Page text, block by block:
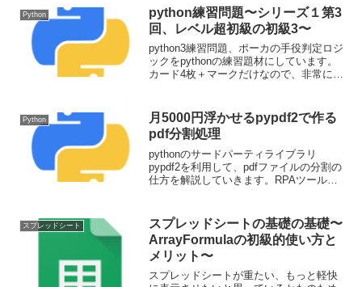
が、OTPの裏側で動いている技術的なも
のを少しだけ触れていきましょう。
Python
python練習問題〜シリーズ１第3
回、レベル超初級の初級3〜
python3練習問題、ポーカの手役判定ロジ
ックをpythonの練習題材にしています。
カード4枚＋マークだけなので、非常に簡
Python
月5000円浮かせるpypdf2で作る
pdf分割処理
pythonのサードパーティライブラリ
pypdf2を利用して、pdfファイルの分割の
仕方を解説していきます。RPAツールで
介させていただきます。
スプレッドシート
スプレッドシートの基礎の基礎〜
ArrayFormulaの初級的使い方と
メリット〜
スプレッドシートが重たい、もっと軽快